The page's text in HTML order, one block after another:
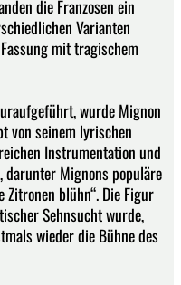
die Franzosen ein
Varianten
mit tragischem
wurde Mignon
von seinem lyrischen
Instrumentation und
darunter Mignons populäre
Zitronen blühn“. Die Figur
Sehnsucht wurde,
wieder die Bühne des